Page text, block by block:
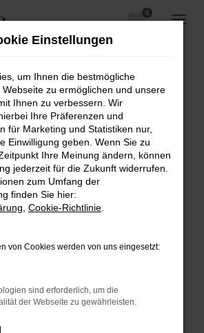
0
Error
Fehler aufgetreten.
Tipps, die dir helfen können:
Firewall und deine
Webseiten, zum Beispiel deine
Browsererweiterungen.
wie Werbeblocker,
bestimmter Seiten
die Seite in einem
Einstellungen
um Ihnen die bestmögliche
zu ermöglichen und unsere
Ihnen zu verbessern. Wir
Ihre Präferenzen und
für Marketing und Statistiken nur,
Einwilligung geben. Wenn Sie zu
Ihre Meinung ändern, können
jederzeit für die Zukunft widerrufen.
zum Umfang der
finden Sie hier:
Cookie-Richtlinie
von Cookies werden von uns eingesetzt:
sind erforderlich, um die
der Webseite zu gewährleisten.